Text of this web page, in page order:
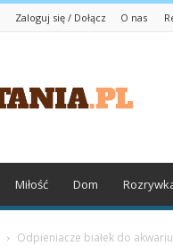
Zaloguj się / Dołącz O nas
Miłość Dom
Odpieniacze białek do